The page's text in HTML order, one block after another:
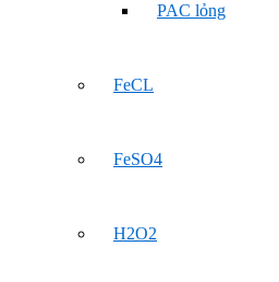
PAC lỏng
FeCL
FeSO4
H2O2